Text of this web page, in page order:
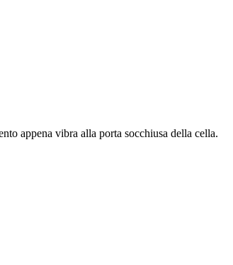
appena vibra alla porta socchiusa della cella.